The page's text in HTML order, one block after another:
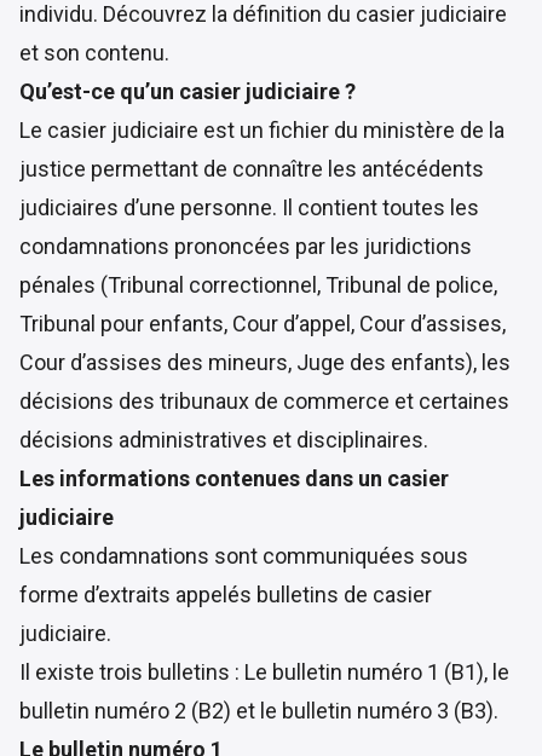
individu. Découvrez la définition du casier judiciaire
et son contenu.
Qu’est-ce qu’un casier judiciaire ?
Le casier judiciaire est un fichier du ministère de la
justice permettant de connaître les antécédents
judiciaires d’une personne. Il contient toutes les
condamnations prononcées par les juridictions
pénales (Tribunal correctionnel, Tribunal de police,
Tribunal pour enfants, Cour d’appel, Cour d’assises,
Cour d’assises des mineurs, Juge des enfants), les
décisions des tribunaux de commerce et certaines
décisions administratives et disciplinaires.
Les informations contenues dans un casier
judiciaire
Les condamnations sont communiquées sous
forme d’extraits appelés bulletins de casier
judiciaire.
Il existe trois bulletins : Le bulletin numéro 1 (B1), le
bulletin numéro 2 (B2) et le bulletin numéro 3 (B3).
Le bulletin numéro 1